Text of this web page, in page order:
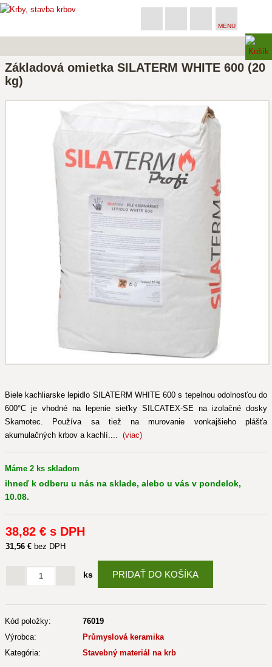
MENU
Základová omietka SILATERM WHITE 600 (20
kg)
Biele kachliarske lepidlo SILATERM WHITE 600 s tepelnou odolnosťou do
600°C je vhodné na lepenie sieťky SILCATEX-SE na izolačné dosky
Skamotec. Používa sa tiež na murovanie vonkajšieho plášťa
akumulačných krbov a kachlí.... (viac)
Máme 2 ks skladom
ihneď k odberu u nás na sklade, alebo u vás v pondelok,
10.08.
38,82 € s DPH
31,56 € bez DPH
ks PRIDAŤ DO KOŠÍKA
Kód položky:
76019
Výrobca:
Průmyslová keramika
Kategória:
Stavebný materiál na krb